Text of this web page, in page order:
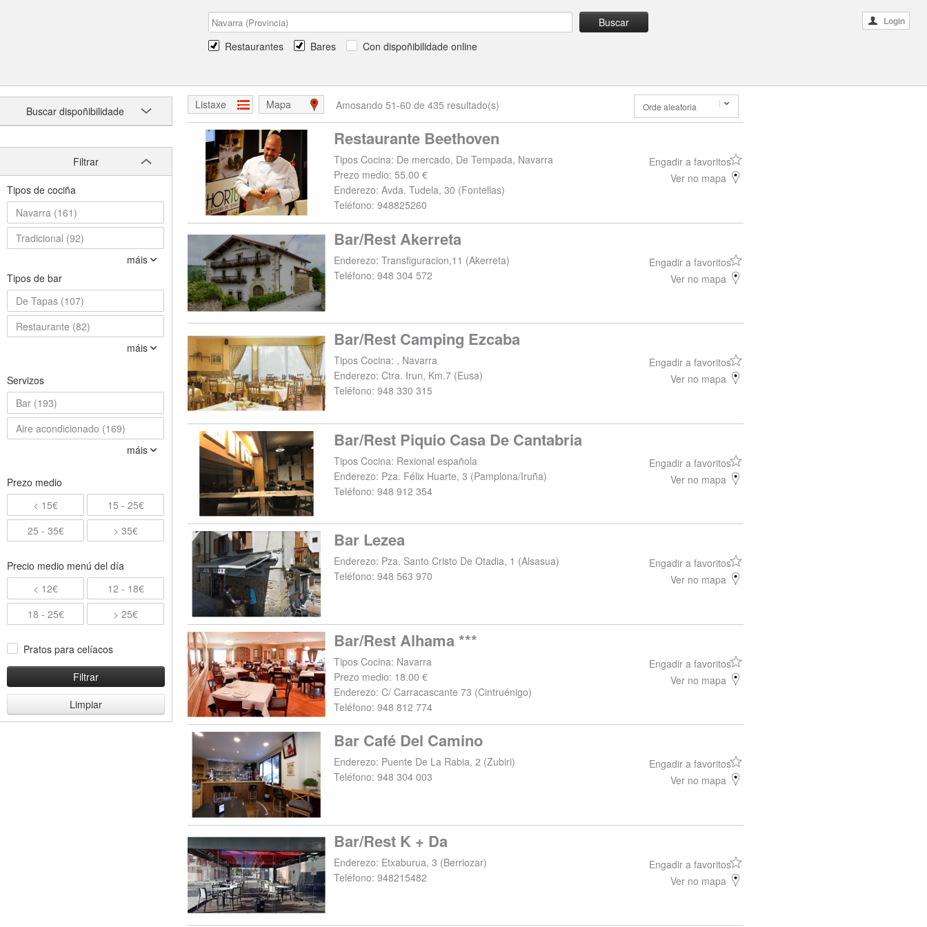
Restaurantes Bares Con dispoñibilidade online
Buscar Login
Buscar dispoñibilidade
Filtrar
Tipos de cociña
Navarra (161)
Tradicional (92)
máis
Tipos de bar
De Tapas (107)
Restaurante (82)
máis
Servizos
Bar (193)
Aire acondicionado (169)
máis
Prezo medio
< 15€
15 - 25€
25 - 35€
> 35€
Precio medio menú del día
< 12€
12 - 18€
18 - 25€
> 25€
Pratos para celíacos
Filtrar
Limpiar
Listaxe Mapa Orde aleatoria
Amosando 51-60 de 435 resultado(s)
Restaurante Beethoven
Tipos Cocina: De mercado, De Tempada, Navarra
Prezo medio: 55.00 €
Enderezo:Avda. Tudela, 30 (Fontellas)
Teléfono:948825260
Engadir a favoritos
Ver no mapa
Bar/Rest Akerreta
Enderezo:Transfiguracion,11 (Akerreta)
Teléfono:948 304 572
Engadir a favoritos
Ver no mapa
Bar/Rest Camping Ezcaba
Tipos Cocina: , Navarra
Enderezo:Ctra. Irun, Km.7 (Eusa)
Teléfono:948 330 315
Engadir a favoritos
Ver no mapa
Bar/Rest Piquio Casa De Cantabria
Tipos Cocina: Rexional española
Enderezo: Pza. Félix Huarte, 3 (Pamplona/Iruña)
Teléfono:948 912 354
Engadir a favoritos
Ver no mapa
Bar Lezea
Enderezo: Pza. Santo Cristo De Otadia, 1 (Alsasua)
Teléfono:948 563 970
Engadir a favoritos
Ver no mapa
Bar/Rest Alhama ***
Tipos Cocina: Navarra
Prezo medio: 18.00 €
Enderezo:C/ Carracascante 73 (Cintruénigo)
Teléfono:948 812 774
Engadir a favoritos
Ver no mapa
Bar Café Del Camino
Enderezo: Puente De La Rabia, 2 (Zubiri)
Teléfono:948 304 003
Engadir a favoritos
Ver no mapa
Bar/Rest K + Da
Enderezo: Etxaburua, 3 (Berriozar)
Teléfono:948215482
Engadir a favoritos
Ver no mapa